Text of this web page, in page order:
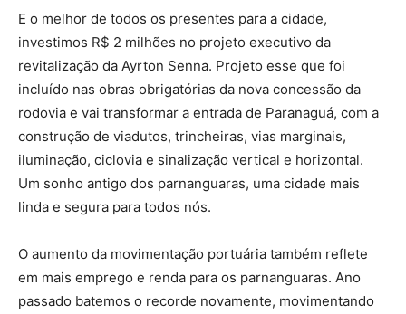
E o melhor de todos os presentes para a cidade,
investimos R$ 2 milhões no projeto executivo da
revitalização da Ayrton Senna. Projeto esse que foi
incluído nas obras obrigatórias da nova concessão da
rodovia e vai transformar a entrada de Paranaguá, com a
construção de viadutos, trincheiras, vias marginais,
iluminação, ciclovia e sinalização vertical e horizontal.
Um sonho antigo dos parnanguaras, uma cidade mais
linda e segura para todos nós.
O aumento da movimentação portuária também reflete
em mais emprego e renda para os parnanguaras. Ano
passado batemos o recorde novamente, movimentando